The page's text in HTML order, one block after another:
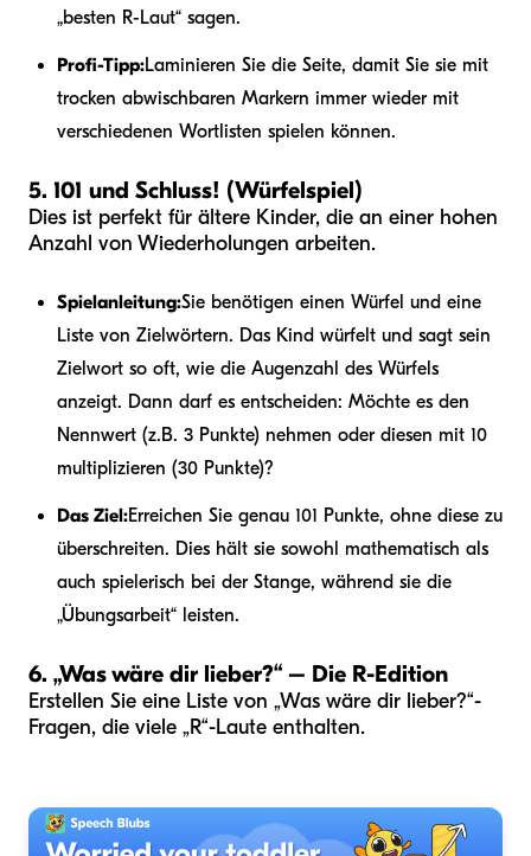
„besten R-Laut“ sagen.
Profi-Tipp:Laminieren Sie die Seite, damit Sie sie mit
trocken abwischbaren Markern immer wieder mit
verschiedenen Wortlisten spielen können.
5. 101 und Schluss! (Würfelspiel)
Dies ist perfekt für ältere Kinder, die an einer hohen
Anzahl von Wiederholungen arbeiten.
Spielanleitung:Sie benötigen einen Würfel und eine
Liste von Zielwörtern. Das Kind würfelt und sagt sein
Zielwort so oft, wie die Augenzahl des Würfels
anzeigt. Dann darf es entscheiden: Möchte es den
Nennwert (z.B. 3 Punkte) nehmen oder diesen mit 10
multiplizieren (30 Punkte)?
Das Ziel:Erreichen Sie genau 101 Punkte, ohne diese zu
überschreiten. Dies hält sie sowohl mathematisch als
auch spielerisch bei der Stange, während sie die
„Übungsarbeit“ leisten.
6. „Was wäre dir lieber?“ – Die R-Edition
Erstellen Sie eine Liste von „Was wäre dir lieber?“-
Fragen, die viele „R“-Laute enthalten.